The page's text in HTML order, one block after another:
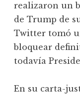
realizaron un
de Trump de
Twitter tomó
bloquear
todavía
En su carta-